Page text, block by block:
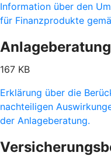
Information über den
für Finanzprodukte
Anlageberatung
167 KB
Erklärung über die
nachteiligen
der Anlageberatung.